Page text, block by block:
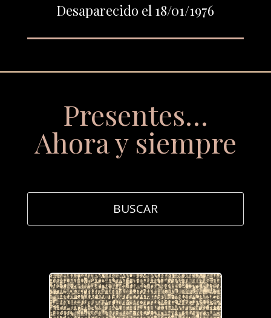
Desaparecido el 18/01/1976
Presentes…
Ahora y siempre